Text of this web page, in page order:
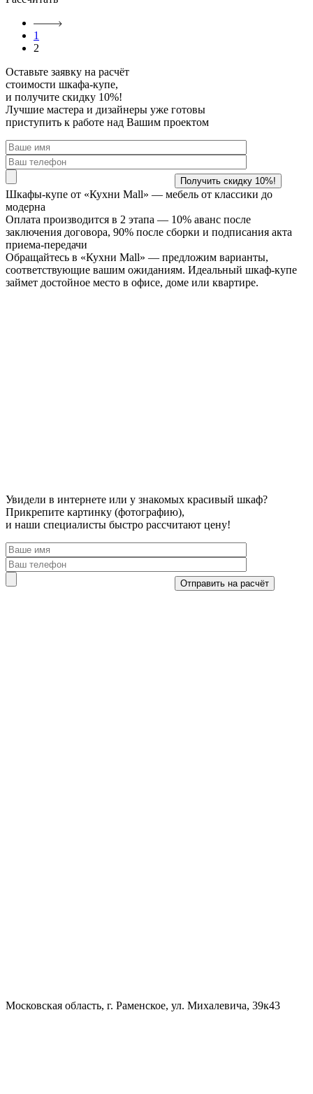
1
2
Оставьте заявку на расчёт
стоимости шкафа-купе,
и получите скидку 10%!
Лучшие мастера и дизайнеры уже готовы
приступить к работе над Вашим проектом
Шкафы-купе от «Кухни Mall» — мебель от классики до
модерна
Оплата производится в 2 этапа — 10% аванс после
заключения договора, 90% после сборки и подписания акта
приема-передачи
Обращайтесь в «Кухни Mall» — предложим варианты,
соответствующие вашим ожиданиям. Идеальный шкаф-купе
займет достойное место в офисе, доме или квартире.
Увидели в интернете или у знакомых красивый шкаф?
Прикрепите картинку (фотографию),
и наши специалисты быстро рассчитают цену!
Московская область, г. Раменское, ул. Михалевича, 39к43